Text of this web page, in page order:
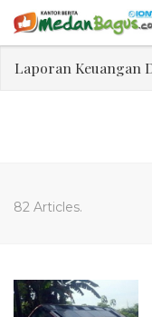
82 Articles.